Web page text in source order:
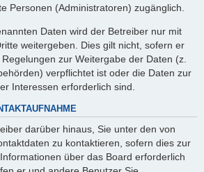
Personen (Administratoren) zugänglich.
Daten wird der Betreiber nur mit
weitergeben. Dies gilt nicht, sofern er
zur Weitergabe der Daten (z.
verpflichtet ist oder die Daten zur
Interessen erforderlich sind.
darüber hinaus, Sie unter den von
zu kontaktieren, sofern dies zur
über das Board erforderlich